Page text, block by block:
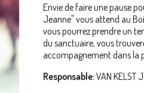
Envie de faire une pause
Jeanne" vous attend au
vous pourrez prendre un
du sanctuaire, vous
accompagnement dans la
Responsable:VAN KELST